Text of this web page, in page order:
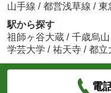
山手線 / 都営浅草線 / 東
駅から探す
祖師ヶ谷大蔵 / 千歳烏山
学芸大学 / 祐天寺 / 都立
電